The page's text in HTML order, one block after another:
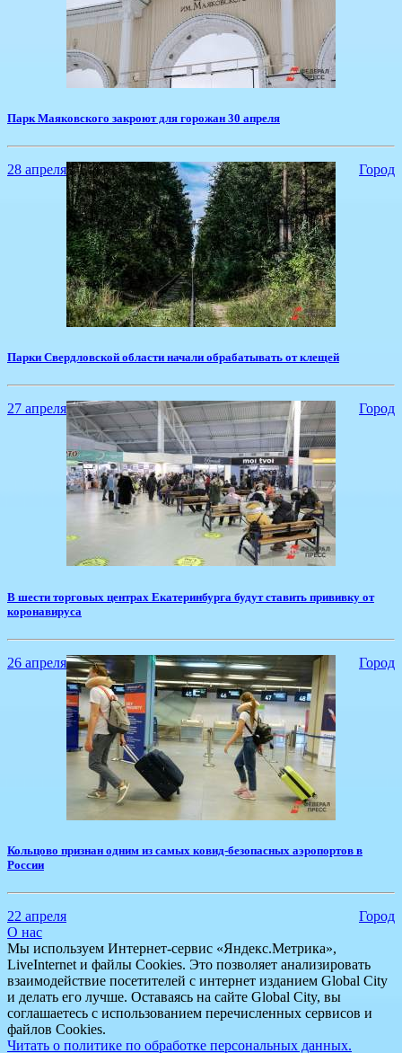
​Парк Маяковского закроют для горожан 30 апреля
28 апреля Город
​Парки Свердловской области начали обрабатывать от клещей
27 апреля Город
​В шести торговых центрах Екатеринбурга будут ставить прививку от
коронавируса
26 апреля Город
Кольцово признан одним из самых ковид-безопасных аэропортов в
России
22 апреля
Город
О нас
Мы используем Интернет-сервис «Яндекс.Метрика»,
LiveInternet и файлы Cookies. Это позволяет анализировать
взаимодействие посетителей с интернет изданием Global City
и делать его лучше. Оставаясь на сайте Global City, вы
соглашаетесь с использованием перечисленных сервисов и
файлов Cookies.
Читать о политике по обработке персональных данных.